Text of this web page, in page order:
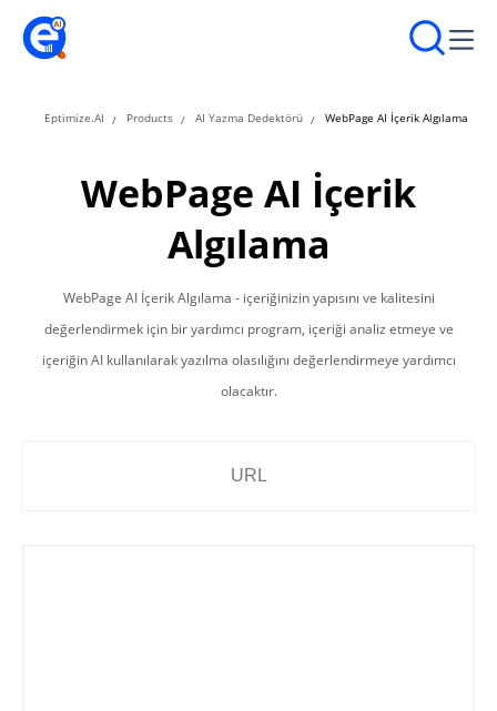
Eptimize.AI Products AI Yazma Dedektörü WebPage AI İçerik Algılama
WebPage AI İçerik
Algılama
WebPage AI İçerik Algılama - içeriğinizin yapısını ve kalitesini
değerlendirmek için bir yardımcı program, içeriği analiz etmeye ve
içeriğin AI kullanılarak yazılma olasılığını değerlendirmeye yardımcı
olacaktır.